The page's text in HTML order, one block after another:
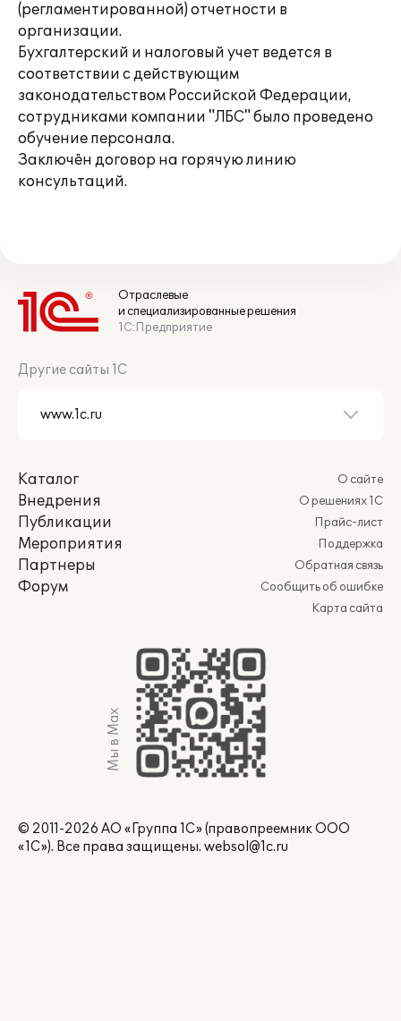
(регламентированной) отчетности в
организации.
Бухгалтерский и налоговый учет ведется в
соответствии с действующим
законодательством Российской Федерации,
сотрудниками компании "ЛБС" было проведено
обучение персонала.
Заключён договор на горячую линию
консультаций.
Отраслевые
и специализированные решения
1С:Предприятие
Другие сайты 1С
Каталог
Внедрения
Публикации
Мероприятия
Партнеры
Форум
О сайте
О решениях 1С
Прайс-лист
Поддержка
Обратная связь
Сообщить об ошибке
Карта сайта
Мы в Max
© 2011-2026 АО «Группа 1С» (правопреемник ООО
«1С»). Все права защищены. websol@1c.ru